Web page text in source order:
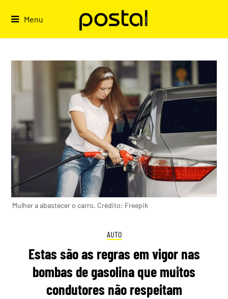
Menu
Mulher a abastecer o carro. Crédito: Freepik
AUTO
Estas são as regras em vigor nas
bombas de gasolina que muitos
condutores não respeitam